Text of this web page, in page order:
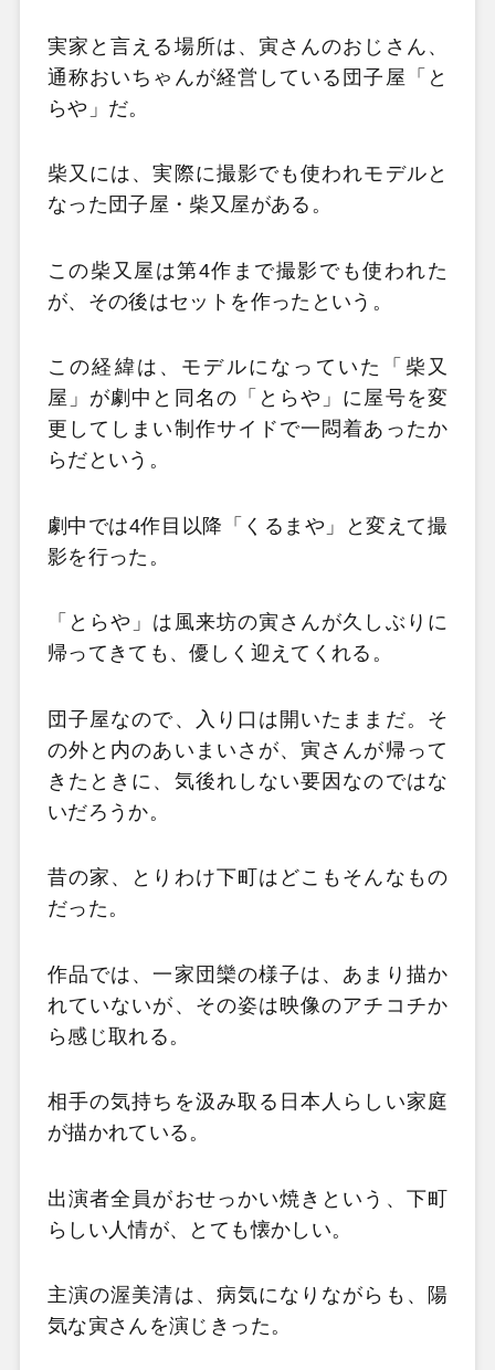
実家と言える場所は、寅さんのおじさん、
通称おいちゃんが経営している団子屋「と
らや」だ。
柴又には、実際に撮影でも使われモデルと
なった団子屋・柴又屋がある。
この柴又屋は第4作まで撮影でも使われた
が、その後はセットを作ったという。
この経緯は、モデルになっていた「柴又
屋」が劇中と同名の「とらや」に屋号を変
更してしまい制作サイドで一悶着あったか
らだという。
劇中では4作目以降「くるまや」と変えて撮
影を行った。
「とらや」は風来坊の寅さんが久しぶりに
帰ってきても、優しく迎えてくれる。
団子屋なので、入り口は開いたままだ。そ
の外と内のあいまいさが、寅さんが帰って
きたときに、気後れしない要因なのではな
いだろうか。
昔の家、とりわけ下町はどこもそんなもの
だった。
作品では、一家団欒の様子は、あまり描か
れていないが、その姿は映像のアチコチか
ら感じ取れる。
相手の気持ちを汲み取る日本人らしい家庭
が描かれている。
出演者全員がおせっかい焼きという、下町
らしい人情が、とても懐かしい。
主演の渥美清は、病気になりながらも、陽
気な寅さんを演じきった。